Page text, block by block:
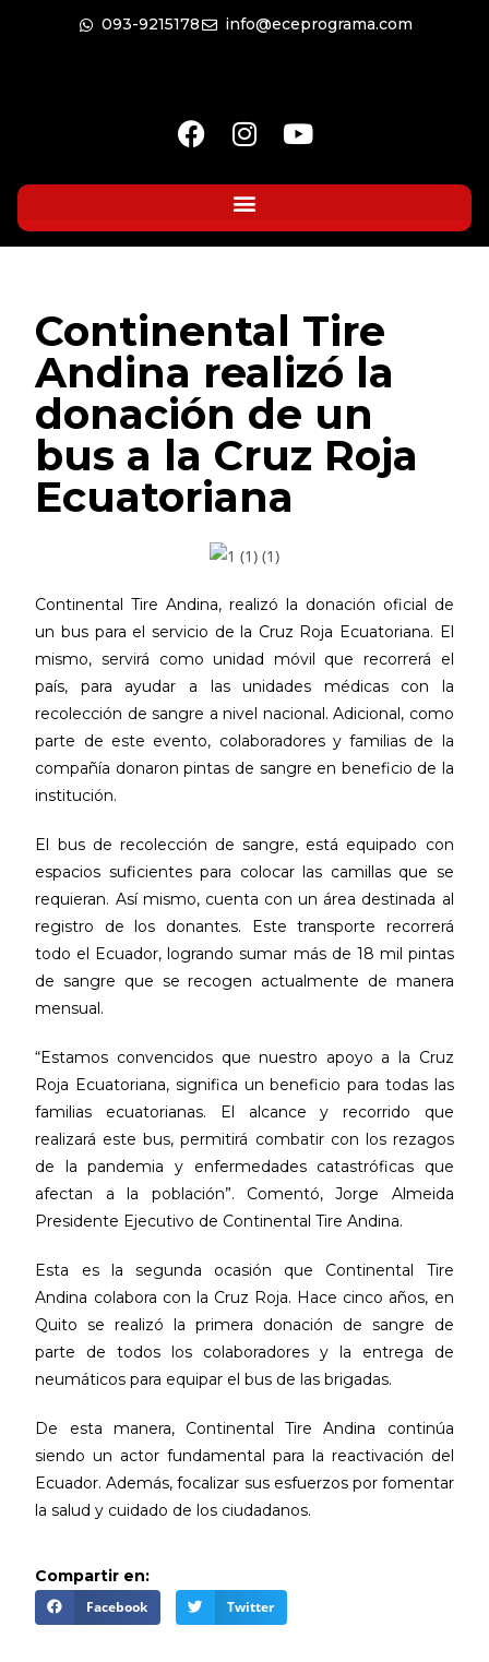
093-9215178 info@eceprograma.com
Continental Tire
Andina realizó la
donación de un
bus a la Cruz Roja
Ecuatoriana
Continental Tire Andina, realizó la donación oficial de
un bus para el servicio de la Cruz Roja Ecuatoriana. El
mismo, servirá como unidad móvil que recorrerá el
país, para ayudar a las unidades médicas con la
recolección de sangre a nivel nacional. Adicional, como
parte de este evento, colaboradores y familias de la
compañía donaron pintas de sangre en beneficio de la
institución.
El bus de recolección de sangre, está equipado con
espacios suficientes para colocar las camillas que se
requieran. Así mismo, cuenta con un área destinada al
registro de los donantes. Este transporte recorrerá
todo el Ecuador, logrando sumar más de 18 mil pintas
de sangre que se recogen actualmente de manera
mensual.
“Estamos convencidos que nuestro apoyo a la Cruz
Roja Ecuatoriana, significa un beneficio para todas las
familias ecuatorianas. El alcance y recorrido que
realizará este bus, permitirá combatir con los rezagos
de la pandemia y enfermedades catastróficas que
afectan a la población”. Comentó, Jorge Almeida
Presidente Ejecutivo de Continental Tire Andina.
Esta es la segunda ocasión que Continental Tire
Andina colabora con la Cruz Roja. Hace cinco años, en
Quito se realizó la primera donación de sangre de
parte de todos los colaboradores y la entrega de
neumáticos para equipar el bus de las brigadas.
De esta manera, Continental Tire Andina continúa
siendo un actor fundamental para la reactivación del
Ecuador. Además, focalizar sus esfuerzos por fomentar
la salud y cuidado de los ciudadanos.
Compartir en:
Facebook Twitter